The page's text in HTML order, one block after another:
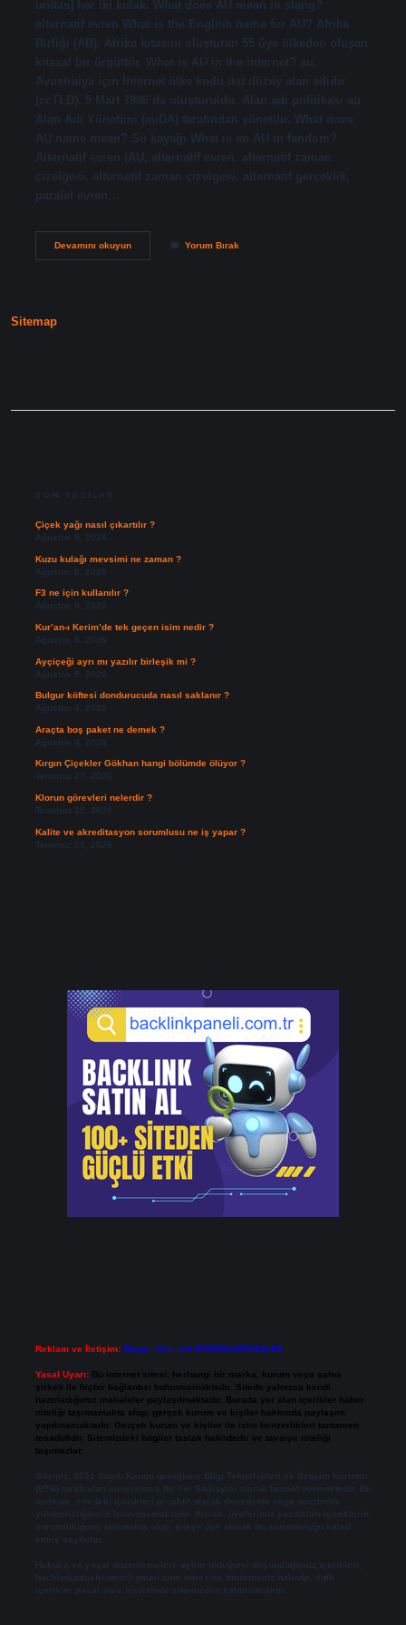
unitas] her iki kulak. What does AU mean in slang?
alternatif evren What is the English name for AU? Afrika
Birliği (AB), Afrika kıtasını oluşturan 55 üye ülkeden oluşan
kıtasal bir örgüttür. What is AU in the internet? au,
Avustralya için İnternet ülke kodu üst düzey alan adıdır
(ccTLD). 5 Mart 1986’da oluşturuldu. Alan adı politikası au
Alan Adı Yönetimi (auDA) tarafından yönetilir. What does
AU name mean? Su kayağı What is an AU in fandom?
Alternatif evren (AU, alternatif evren, alternatif zaman
çizelgesi, alternatif zaman çizelgesi, alternatif gerçeklik,
paralel evren…
Devamını okuyunWhat
Yorum Bırak
Sitemap
SON YAZILAR
Çiçek yağı nasıl çıkartılır ?
Ağustos 9, 2026
Kuzu kulağı mevsimi ne zaman ?
Ağustos 8, 2026
F3 ne için kullanılır ?
Ağustos 6, 2026
Kur’an-ı Kerim’de tek geçen isim nedir ?
Ağustos 6, 2026
Ayçiçeği ayrı mı yazılır birleşik mi ?
Ağustos 5, 2026
Bulgur köftesi dondurucuda nasıl saklanır ?
Ağustos 4, 2026
Araçta boş paket ne demek ?
Ağustos 4, 2026
Kırgın Çiçekler Gökhan hangi bölümde ölüyor ?
Temmuz 27, 2026
Klorun görevleri nelerdir ?
Temmuz 25, 2026
Kalite ve akreditasyon sorumlusu ne iş yapar ?
Temmuz 23, 2026
Reklam ve İletişim: Skype: live:.cid.575569c608265c69
Yasal Uyarı: Bu internet sitesi, herhangi bir marka, kurum veya şahıs
şirketi ile hiçbir bağlantısı bulunmamaktadır. Sitede yalnızca kendi
hazırladığımız makaleler paylaşılmaktadır. Burada yer alan içerikler haber
niteliği taşımamakta olup, gerçek kurum ve kişiler hakkında paylaşım
yapılmamaktadır. Gerçek kurum ve kişiler ile isim benzerlikleri tamamen
tesadüfidir. Sitemizdeki bilgiler taslak halindedir ve tavsiye niteliği
taşımazlar.
Sitemiz, 5651 Sayılı Kanun gereğince Bilgi Teknolojileri ve İletişim Kurumu
(BTK) tarafından onaylanmış bir Yer Sağlayıcı olarak hizmet vermektedir. Bu
nedenle, sitedeki içerikleri proaktif olarak denetleme veya araştırma
yükümlülüğümüz bulunmamaktadır. Ancak, üyelerimiz yazdıkları içeriklerin
sorumluluğunu taşımakta olup, siteye üye olarak bu sorumluluğu kabul
etmiş sayılırlar.
Hukuka ve yasal düzenlemelere aykırı olduğunu düşündüğünüz içerikleri,
backlinkpanelicomtr@gmail.com adresine bildirmeniz halinde, ilgili
içerikler yasal süre içerisinde sitemizden kaldırılacaktır.